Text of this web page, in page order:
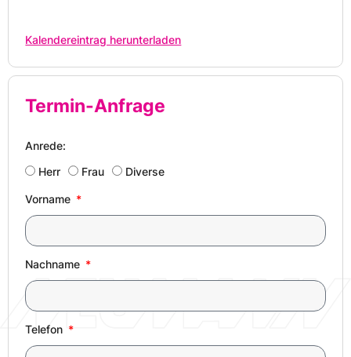
Kalendereintrag herunterladen
Termin-Anfrage
Anrede:
Herr
Frau Diverse
Vorname
Nachname
Telefon